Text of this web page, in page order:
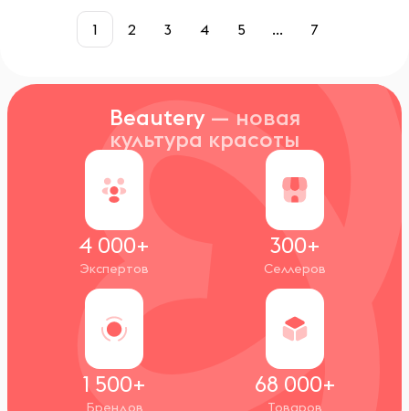
1 2 3 4 5 ... 7
Beautery — новая
культура красоты
4 000+
Экспертов
300+
Селлеров
1 500+
Брендов
68 000+
Товаров